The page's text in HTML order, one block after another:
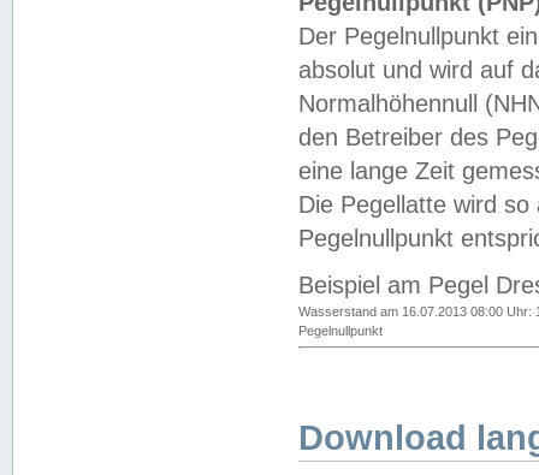
Der Pegelnullpunkt
absolut und wird auf
Normalhöhennull
den Betreiber des
eine lange Zeit
Die Pegellatte wird
Pegelnullpunkt
Beispiel am Pegel
Wasserstand am 16.07.2013 08:00 Uhr:
Pegelnullpunkt
Download